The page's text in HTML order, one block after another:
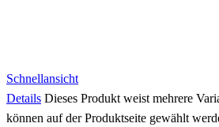
Schnellansicht
Details Dieses Produkt weist mehrere
können auf der Produktseite gewählt